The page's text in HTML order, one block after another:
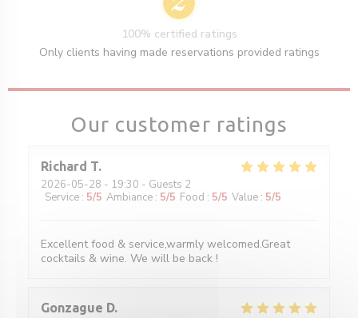
Our customer ratings
Richard T
2026-05-28 - 19:30 - Guests 2
Service : 5/5 Ambiance : 5/5 Food : 5/5 Value : 5/5
Excellent food & service,warmly welcomed.Great
cocktails & wine. We will be back !
Gonzague D
100% certified ratings
Only clients having made reservations provided ratings